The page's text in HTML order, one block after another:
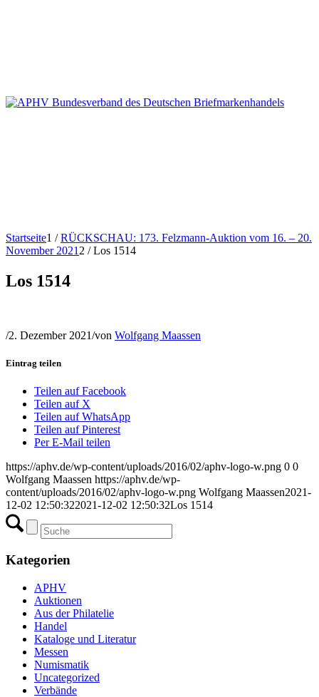
Startseite1 / RÜCKSCHAU: 173. Felzmann-Auktion vom 16. – 20.
November 2021 2 / Los 1514
Los 1514
/2. Dezember 2021/von Wolfgang Maassen
Eintrag teilen
Teilen auf Facebook
Teilen auf X
Teilen auf WhatsApp
Teilen auf Pinterest
Per E-Mail teilen
https://aphv.de/wp-content/uploads/2016/02/aphv-logo-w.png 0 0
Wolfgang Maassen https://aphv.de/wp-
content/uploads/2016/02/aphv-logo-w.png Wolfgang Maassen2021-
12-02 12:50:322021-12-02 12:50:32Los 1514
Kategorien
APHV
Auktionen
Aus der Philatelie
Handel
Kataloge und Literatur
Messen
Numismatik
Uncategorized
Verbände